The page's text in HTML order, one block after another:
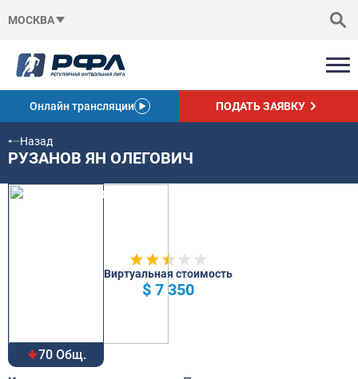
МОСКВА
Онлайн трансляции ПОДАТЬ ЗАЯВКУ
Назад
РУЗАНОВ ЯН ОЛЕГОВИЧ
70 Общ.
Виртуальная стоимость
$ 7 350